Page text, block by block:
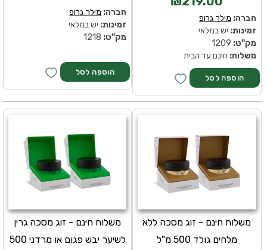
חברה: מילר גרופ
זמינות: יש במלאי
מק''ט:
חברה: מילר גרופ
זמינות: יש במלאי
מק''ט:
משלוח: חינם עד הבית
משלוח חינם - זוג מסכה גרין
לשיער יבש פגום או מרדני 500
משלוח חינם - זוג מסכה ללא
מלחים גולד 500 מ"ל